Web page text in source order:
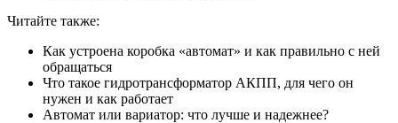
Читайте также:
Как устроена коробка «автомат» и как правильно с ней
обращаться
Что такое гидротрансформатор АКПП, для чего он
нужен и как работает
Автомат или вариатор: что лучше и надежнее?